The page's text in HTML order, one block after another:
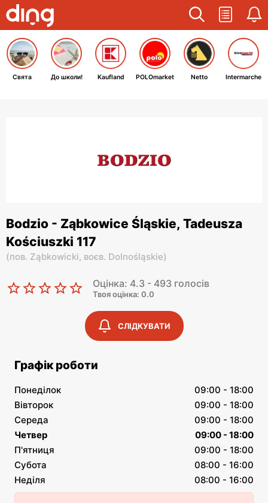
Свята До школи! Kaufland POLOmarket Netto Intermarche
Bodzio - Ząbkowice Śląskie, Tadeusza
Kościuszki 117
(пов. Ząbkowicki, воєв. Dolnośląskie)
Оцінка: 4.3 - 493 голосів
Твоя оцінка: 0.0
СЛІДКУВАТИ
Графік роботи
Понеділок
09:00 - 18:00
Вівторок
09:00 - 18:00
Середа
09:00 - 18:00
Четвер
09:00 - 18:00
П'ятниця
09:00 - 18:00
Субота
08:00 - 16:00
Неділя
08:00 - 16:00